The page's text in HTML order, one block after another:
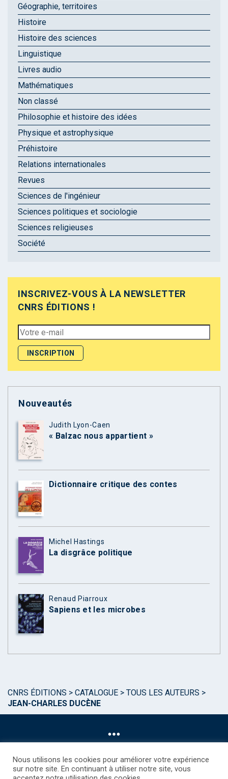
Géographie, territoires
Histoire
Histoire des sciences
Linguistique
Livres audio
Mathématiques
Non classé
Philosophie et histoire des idées
Physique et astrophysique
Préhistoire
Relations internationales
Revues
Sciences de l'ingénieur
Sciences politiques et sociologie
Sciences religieuses
Société
INSCRIVEZ-VOUS À LA NEWSLETTER
CNRS ÉDITIONS !
Nouveautés
Judith Lyon-Caen
« Balzac nous appartient »
Dictionnaire critique des contes
Michel Hastings
La disgrâce politique
Renaud Piarroux
Sapiens et les microbes
CNRS ÉDITIONS > CATALOGUE > TOUS LES AUTEURS >
JEAN-CHARLES DUCÈNE
Nous utilisons les cookies pour améliorer votre expérience
sur notre site. En continuant à utiliser notre site, vous